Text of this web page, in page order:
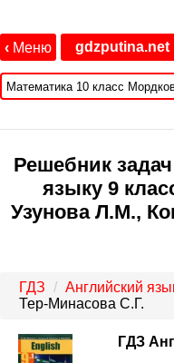
‹ Меню gdzputina.net
Решебник
языку 9
Узунова Л.М.,
ГДЗ Английский
Тер-Минасова С.Г.
ГДЗ